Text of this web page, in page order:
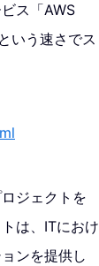
ス「AWS
いう速さでス
ジェクトを
は、ITにおけ
ンを提供し